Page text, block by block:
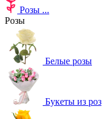
Розы ...
Розы
Белые розы
Букеты из роз